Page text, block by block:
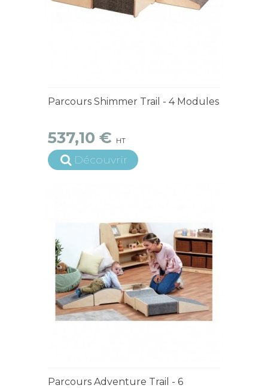
Parcours Shimmer Trail - 4 Modules
537,10 € HT
Découvrir
Parcours Adventure Trail - 6